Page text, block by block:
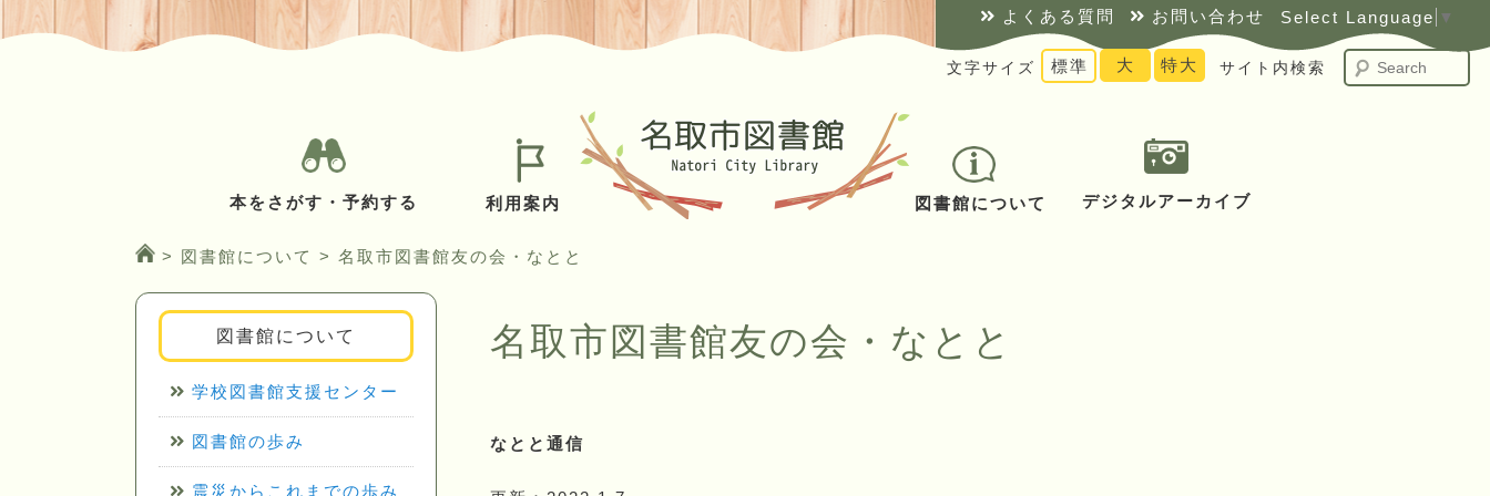
本をさがす・予約する 利用案内 図書館について デジタルアーカイブ
よくある質問 お問い合わせ Select Language ▼
文字サイズ 標準 大 特大 サイト内検索
> 図書館について > 名取市図書館友の会・なとと
名取市図書館友の会・なとと
なとと通信
図書館について
学校図書館支援センター
図書館の歩み
震災からこれまでの歩み